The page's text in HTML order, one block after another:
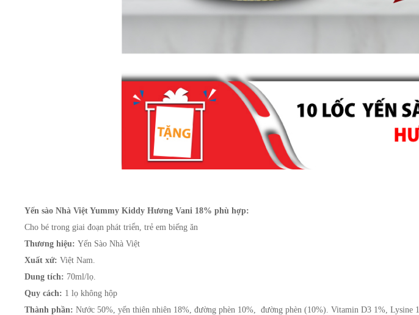
Yến sào Nhà Việt Yummy Kiddy Hương Vani 18% phù hợp:
Cho bé trong giai đoạn phát triển, trẻ em biếng ăn
Thương hiệu: Yến Sào Nhà Việt
Xuất xứ:
Dung tích: 70ml/lọ.
Quy cách:
Thành phần: Nước 50%, yến thiên nhiên 18%, đường phèn 10%,  đường phèn (10%). Vitamin D3 1%, Lysine